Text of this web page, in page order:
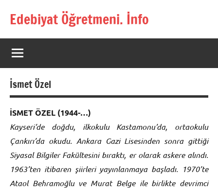
Edebiyat Öğretmeni. İnfo
Türkçe,
Türk
Dili
ve
Öğretmenlerinin
Kaynak
Sitesi
İsmet Özel
İSMET ÖZEL (1944-…)
Kayseri’de doğdu, ilkokulu Kastamonu’da, ortaokulu
Çankırı’da okudu. Ankara Gazi Lisesinden sonra gittiği
Siyasal Bilgiler Fakültesini bıraktı, er olarak askere alındı.
1963’ten itibaren şiirleri yayınlanmaya başladı. 1970’te
Ataol Behramoğlu ve Murat Belge ile birlikte devrimci